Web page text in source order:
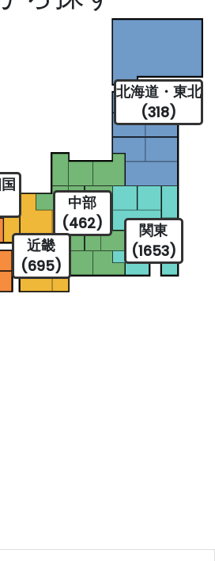
北海道・東北
(318)
関東
(1653)
中部
(462)
近畿
(695)